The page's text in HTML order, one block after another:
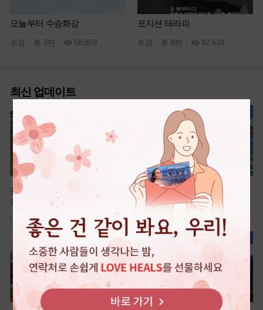
오늘부터 수승화강
초급 총 3편 58,869
포지션 테라피
초급 총 8편 92,634
최신 업데이트
광명 가득 햇살을 머금은 휴식
처, 광명새빛공원
595
국내 최대 해상 케이블카, 전곡
항
939